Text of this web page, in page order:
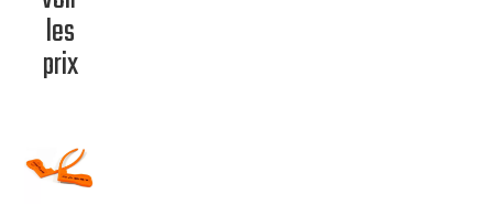
les
prix